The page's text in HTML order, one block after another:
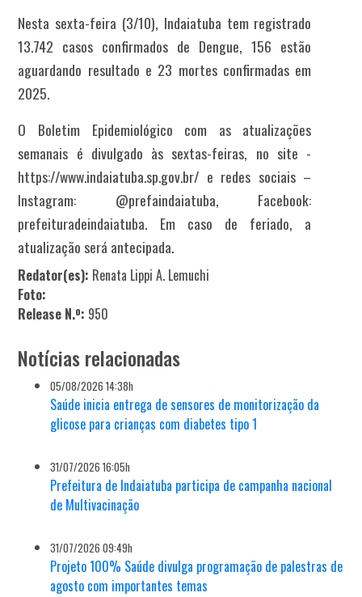
Nesta sexta-feira (3/10), Indaiatuba tem registrado
13.742 casos confirmados de Dengue, 156 estão
aguardando resultado e 23 mortes confirmadas em
2025.
O Boletim Epidemiológico com as atualizações
semanais é divulgado às sextas-feiras, no site -
https://www.indaiatuba.sp.gov.br/ e redes sociais –
Instagram: @prefaindaiatuba, Facebook:
prefeituradeindaiatuba. Em caso de feriado, a
atualização será antecipada.
Redator(es): Renata Lippi A. Lemuchi
Foto:
Release N.º: 950
Notícias relacionadas
05/08/2026 14:38h
Saúde inicia entrega de sensores de monitorização da
glicose para crianças com diabetes tipo 1
31/07/2026 16:05h
Prefeitura de Indaiatuba participa de campanha nacional
de Multivacinação
31/07/2026 09:49h
Projeto 100% Saúde divulga programação de palestras de
agosto com importantes temas